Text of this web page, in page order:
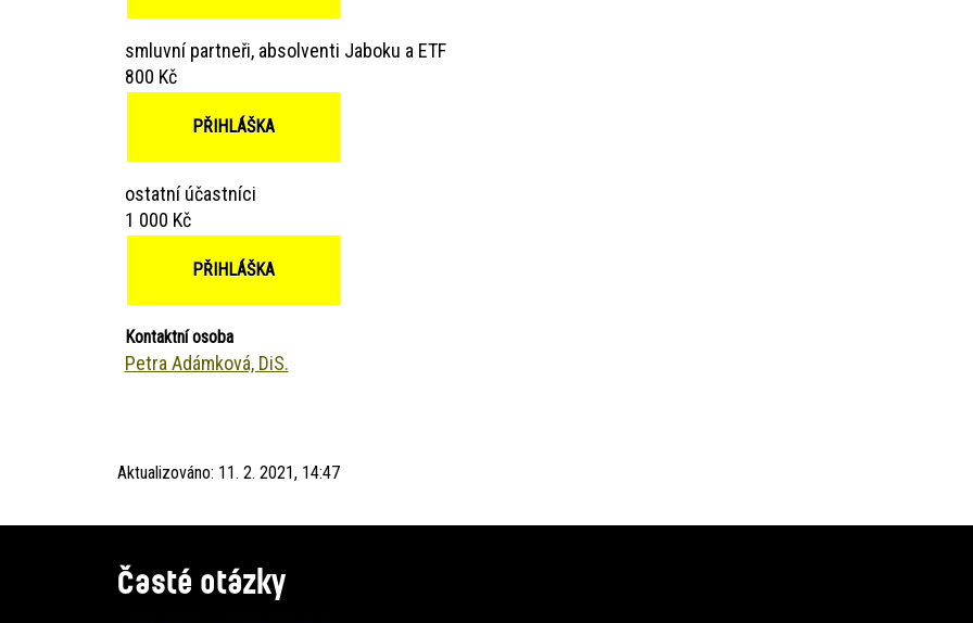
smluvní partneři, absolventi Jaboku a ETF
800 Kč
PŘIHLÁŠKA
ostatní účastníci
1 000 Kč
PŘIHLÁŠKA
Kontaktní osoba
Petra Adámková, DiS.
Aktualizováno: 11. 2. 2021, 14:47
Časté otázky